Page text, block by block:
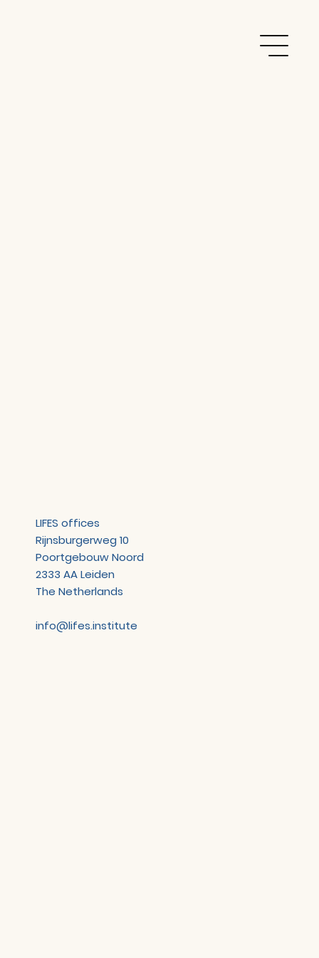
LIFES offices
Rijnsburgerweg 10
Poortgebouw Noord
2333 AA Leiden
The Netherlands
info@lifes.institute